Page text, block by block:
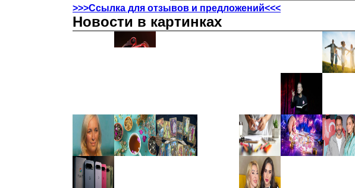
>>>Ссылка для отзывов и предложений<<<
Новости в картинках